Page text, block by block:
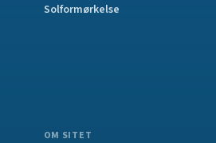
Solformørkelse
OM SITET